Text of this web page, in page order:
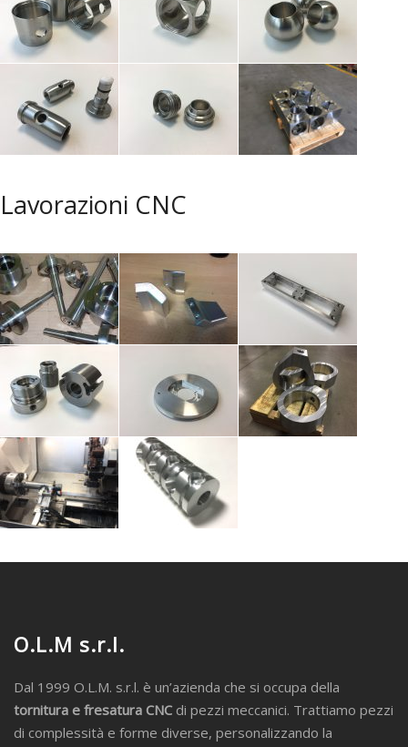
Lavorazioni CNC
O.L.M s.r.l.
Dal 1999 O.L.M. s.r.l. è un’azienda che si occupa della
tornitura e fresatura CNCdi pezzi meccanici. Trattiamo pezzi
di complessità e forme diverse, personalizzando la